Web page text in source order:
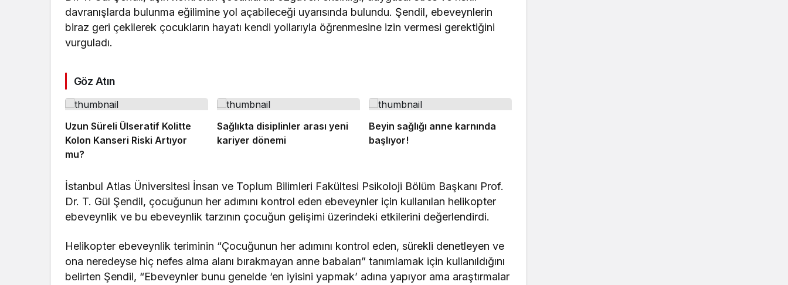
davranışlarda bulunma eğilimine yol açabileceği uyarısında bulundu. Şendil, ebeveynlerin
biraz geri çekilerek çocukların hayatı kendi yollarıyla öğrenmesine izin vermesi gerektiğini
vurguladı.
Göz Atın
Uzun Süreli Ülseratif Kolitte
Kolon Kanseri Riski Artıyor
mu?
Sağlıkta disiplinler arası yeni
kariyer dönemi
Beyin sağlığı anne karnında
başlıyor!
İstanbul Atlas Üniversitesi İnsan ve Toplum Bilimleri Fakültesi Psikoloji Bölüm Başkanı Prof.
Dr. T. Gül Şendil, çocuğunun her adımını kontrol eden ebeveynler için kullanılan helikopter
ebeveynlik ve bu ebeveynlik tarzının çocuğun gelişimi üzerindeki etkilerini değerlendirdi.
Helikopter ebeveynlik teriminin “Çocuğunun her adımını kontrol eden, sürekli denetleyen ve
ona neredeyse hiç nefes alma alanı bırakmayan anne babaları” tanımlamak için kullanıldığını
belirten Şendil, “Ebeveynler bunu genelde ‘en iyisini yapmak’ adına yapıyor ama araştırmalar